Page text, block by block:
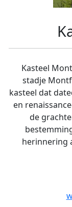
Kasteel
stadje
kasteel dat
en
de
herinnering